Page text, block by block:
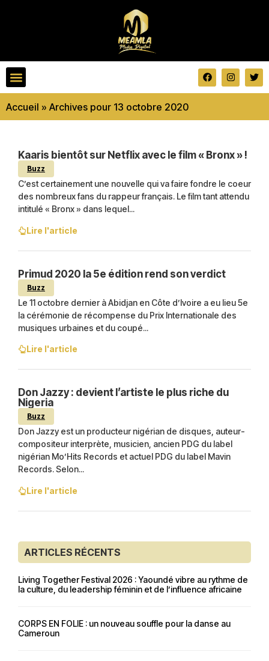
Accueil » Archives pour 13 octobre 2020
Kaaris bientôt sur Netflix avec le film « Bronx » !
Buzz
C’est certainement une nouvelle qui va faire fondre le coeur
des nombreux fans du rappeur français. Le film tant attendu
intitulé « Bronx » dans lequel...
Lire l'article
Primud 2020 la 5e édition rend son verdict
Buzz
Le 11 octobre dernier à Abidjan en Côte d’Ivoire a eu lieu 5e
la cérémonie de récompense du Prix Internationale des
musiques urbaines et du coupé...
Lire l'article
Don Jazzy : devient l’artiste le plus riche du
Nigeria
Buzz
Don Jazzy est un producteur nigérian de disques, auteur-
compositeur interprète, musicien, ancien PDG du label
nigérian Mo’Hits Records et actuel PDG du label Mavin
Records. Selon...
Lire l'article
ARTICLES RÉCENTS
Living Together Festival 2026 : Yaoundé vibre au rythme de
la culture, du leadership féminin et de l’influence africaine
CORPS EN FOLIE : un nouveau souffle pour la danse au
Cameroun